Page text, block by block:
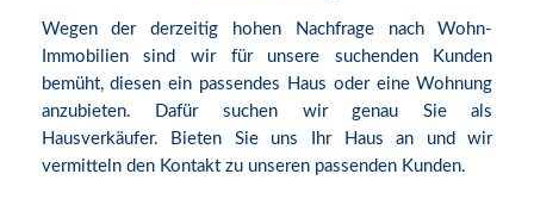
Wegen der derzeitig hohen Nachfrage nach Wohn-
Immobilien sind wir für unsere suchenden Kunden
bemüht, diesen ein passendes Haus oder eine Wohnung
anzubieten. Dafür suchen wir genau Sie als
Hausverkäufer. Bieten Sie uns Ihr Haus an und wir
vermitteln den Kontakt zu unseren passenden Kunden.